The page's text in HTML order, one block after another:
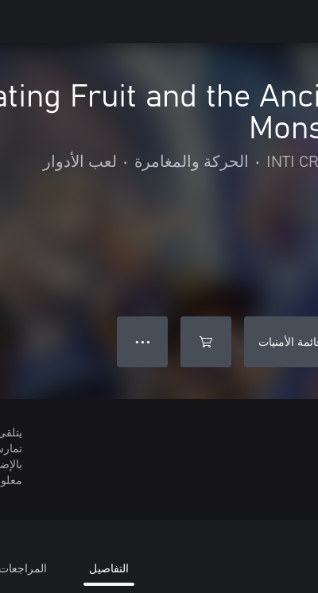
Fruit and the
INTI
• الحركة والمغامرة • لعب الأدوار
الأمنيات ● ● ●
التفاصيل المراجعات